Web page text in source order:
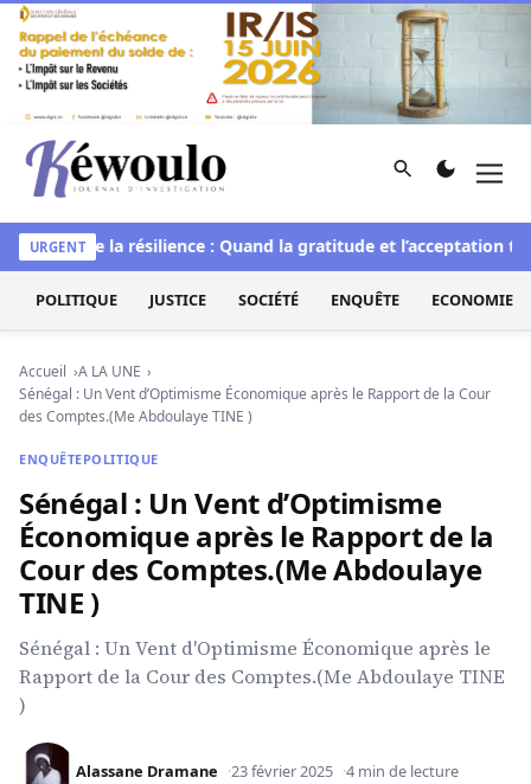
Aller au contenu
Kéwoulo, le premier site d'information et d'investigation
Rechercher
URGENT
L’art de la résilience : Quand la gratitude et l’acceptation
POLITIQUE JUSTICE SOCIÉTÉ ENQUÊTE ECONOMIE
Accueil
A LA UNE
Sénégal : Un Vent d’Optimisme Économique après le Rapport de la Cour
des Comptes.(Me Abdoulaye TINE )
ENQUÊTEPOLITIQUE
Sénégal : Un Vent d’Optimisme
Économique après le Rapport de la
Cour des Comptes.(Me Abdoulaye
TINE )
Sénégal : Un Vent d'Optimisme Économique après le
Rapport de la Cour des Comptes.(Me Abdoulaye TINE
)
Alassane Dramane 23 février 2025 4 min de lecture